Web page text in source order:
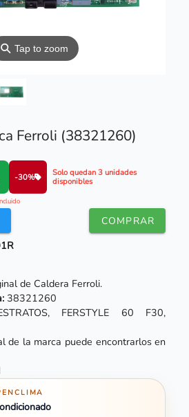
⚲Tap to zoom
Ferroli (38321260)
-30%
Solo quedan 3 unidades
disponibles
COMPRAR
de Caldera Ferroli.
38321260
FERSTYLE 60 F30,
de la marca puede encontrarlos en